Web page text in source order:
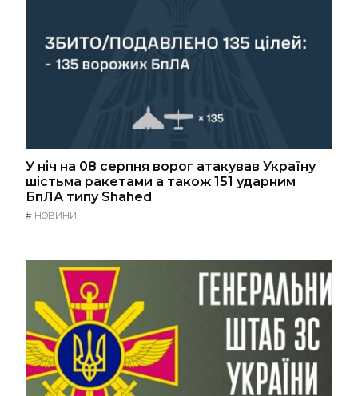
У ніч на 08 серпня ворог атакував Україну
шістьма ракетами а також 151 ударним
БпЛА типу Shahed
# НОВИНИ